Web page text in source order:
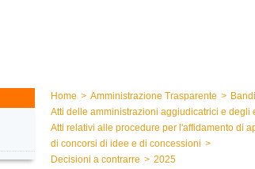
Home > Amministrazione Trasparente >
Atti delle amministrazioni aggiudicatrici e
Atti relativi alle procedure per l'affidamento di
di concorsi di idee e di concessioni >
Decisioni a contrarre > 2025